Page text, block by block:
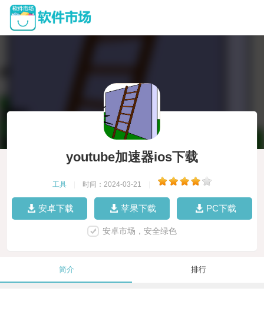
youtube加速器ios下载
工具 时间：2024-03-21
安卓下载 苹果下载 PC下载
安卓市场，安全绿色
简介 排行